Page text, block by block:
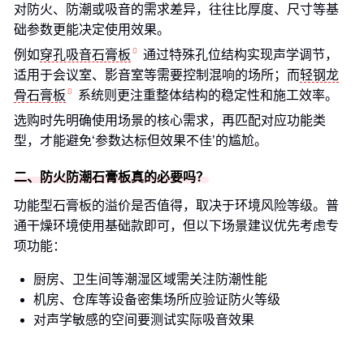
对防火、防潮或吸音的需求差异，往往比厚度、尺寸等基
础参数更能决定使用效果。
例如穿孔吸音石膏板
通过特殊孔位结构实现声学调节，
适用于会议室、影音室等需要控制混响的场所；而轻钢龙
骨石膏板
系统则更注重整体结构的稳定性和施工效率。
选购时先明确使用场景的核心需求，再匹配对应功能类
型，才能避免‘参数达标但效果不佳’的尴尬。
二、防火防潮石膏板真的必要吗？
功能型石膏板的溢价是否值得，取决于环境风险等级。普
通干燥环境使用基础款即可，但以下场景建议优先考虑专
项功能：
厨房、卫生间等潮湿区域需关注防潮性能
机房、仓库等设备密集场所应验证防火等级
对声学敏感的空间要测试实际吸音效果